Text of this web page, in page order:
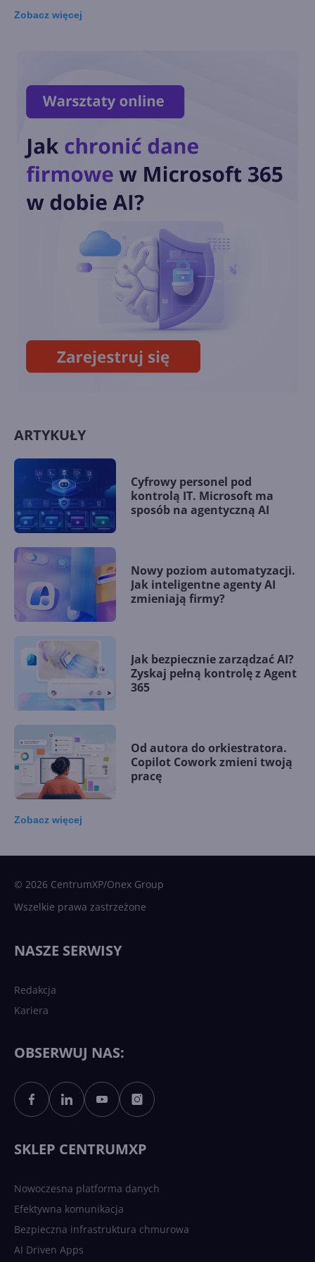
Microsoft zapowiada koniec
wsparcia dla Office na
Windows 10 Mobile. Ile czasu
zostało?
Pojawiła się nowa
Mobile. Jedna z ostatnich
Można włamać się na
zablokowany telefon z
Windows 10 Mobile przy
pomocy Cortany
Zobacz więcej
ARTYKUŁY
Cyfrowy personel pod
kontrolą IT. Microsoft ma
sposób na agentyczną AI
Nowy poziom automatyzacji.
Jak inteligentne agenty AI
zmieniają firmy?
Jak bezpiecznie zarządzać AI?
Zyskaj pełną kontrolę z Agent
365
Od autora do orkiestratora.
Copilot Cowork zmieni twoją
pracę
Sztuczna inteligencja po
polsku. Dość barier
Zobacz więcej
© 2026 CentrumXP/Onex Group
Wszelkie prawa zastrzeżone
NASZE SERWISY
Redakcja
Kariera
OBSERWUJ NAS:
SKLEP CENTRUMXP
Nowoczesna platforma danych
Efektywna komunikacja
Bezpieczna infrastruktura chmurowa
AI Driven Apps